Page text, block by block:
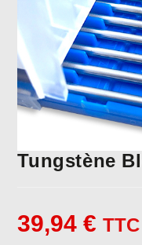
Tungstène
39,94€ TTC